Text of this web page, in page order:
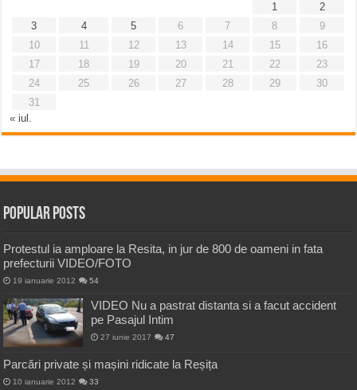
1
2
3
4 5 6 7 8
9
10
11 12 13 14 15
16
17
18 19 20 21 22
23
24
25 26 27 28 29
30
31
« iul.
Popular Posts
Protestul ia amploare la Resita, in jur de 800 de oameni in fata
prefecturii VIDEO/FOTO
19 ianuarie 2012 54
VIDEO Nu a pastrat distanta si a facut accident
pe Pasajul Intim
27 iunie 2017 47
Parcări private și mașini ridicate la Reșița
10 ianuarie 2012 33